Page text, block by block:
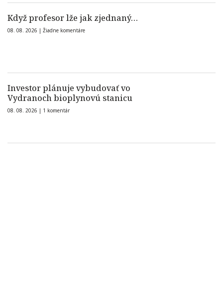
Když profesor lže jak zjednaný…
08. 08. 2026 | Žiadne komentáre
Investor plánuje vybudovať vo
Vydranoch bioplynovú stanicu
08. 08. 2026 | 1 komentár